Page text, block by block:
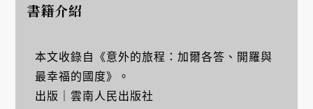
書籍介紹
本文收錄自《意外的旅程：加爾各答、開羅與
最幸福的國度》。
出版｜雲南人民出版社